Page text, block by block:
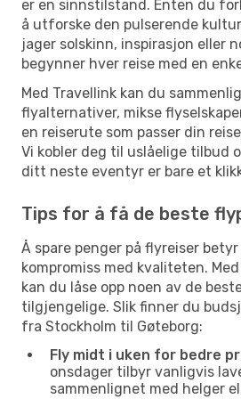
er en sinnstilstand. Enten du
å utforske den pulserende
jager solskinn, inspirasjon eller
begynner hver reise med en
Med Travellink kan du
flyalternativer, mikse
en reiserute som passer din
Vi kobler deg til uslåelige tilbud
ditt neste eventyr er bare et
Tips for å få de beste
Å spare penger på flyreiser
kompromiss med kvaliteten.
kan du låse opp noen av de
tilgjengelige. Slik finner du
fra Stockholm til Gøteborg:
Fly midt i uken for bedre
onsdager tilbyr vanligvis
sammenlignet med helger